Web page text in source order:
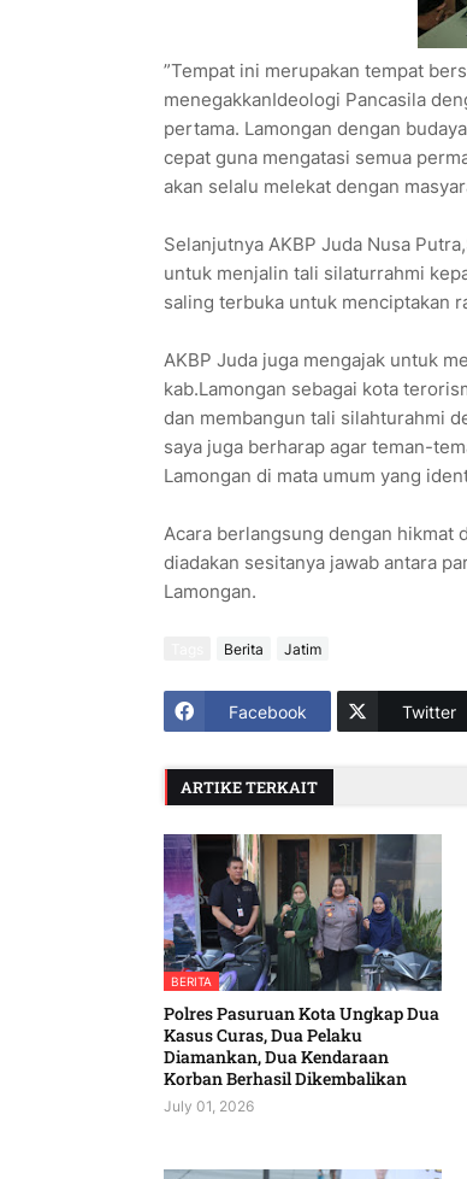
”Tempat ini merupakan tempat
menegakkanIdeologi Pancasila
pertama. Lamongan dengan
cepat guna mengatasi semua
akan selalu melekat dengan
Selanjutnya AKBP Juda Nusa
untuk menjalin tali silaturrahmi
saling terbuka untuk menciptakan
AKBP Juda juga mengajak untuk
kab.Lamongan sebagai kota
dan membangun tali silahturahmi
saya juga berharap agar teman-
Lamongan di mata umum yang
Acara berlangsung dengan hikmat
diadakan sesitanya jawab antara
Lamongan.
Berita Jatim
Facebook Twitter
ARTIKE TERKAIT
BERITA
Polres Pasuruan Kota Ungkap Dua
Kasus Curas, Dua Pelaku
Diamankan, Dua Kendaraan
Korban Berhasil Dikembalikan
July 01, 2026